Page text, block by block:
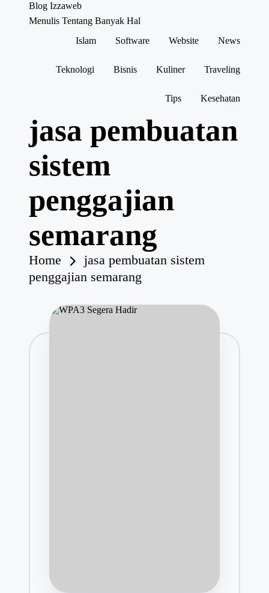
Blog Izzaweb
Menulis Tentang Banyak Hal
Islam
Software Website News
Teknologi Bisnis Kuliner Traveling
Tips Kesehatan
jasa pembuatan
sistem
penggajian
semarang
Home
jasa pembuatan sistem
penggajian semarang